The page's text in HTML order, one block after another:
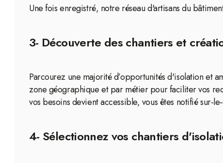
Une fois enregistré, notre réseau d'artisans du
3- Découverte des chantiers et
Parcourez une majorité d’opportunités d'isolation et
zone géographique et par métier pour faciliter vos
vos besoins devient accessible, vous êtes notifié sur-
4- Sélectionnez vos chantiers